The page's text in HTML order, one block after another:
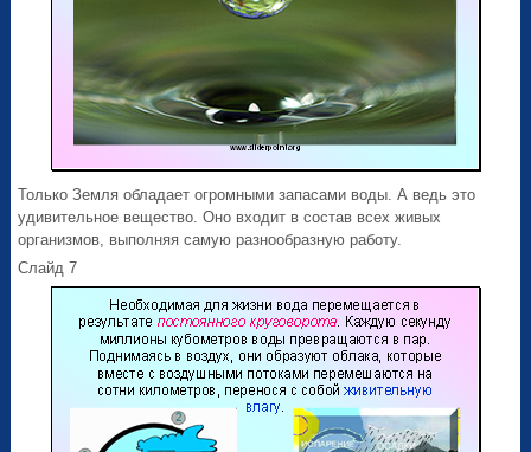
Только Земля обладает огромными запасами воды. А ведь это
удивительное вещество. Оно входит в состав всех живых
организмов, выполняя самую разнообразную работу.
Слайд 7